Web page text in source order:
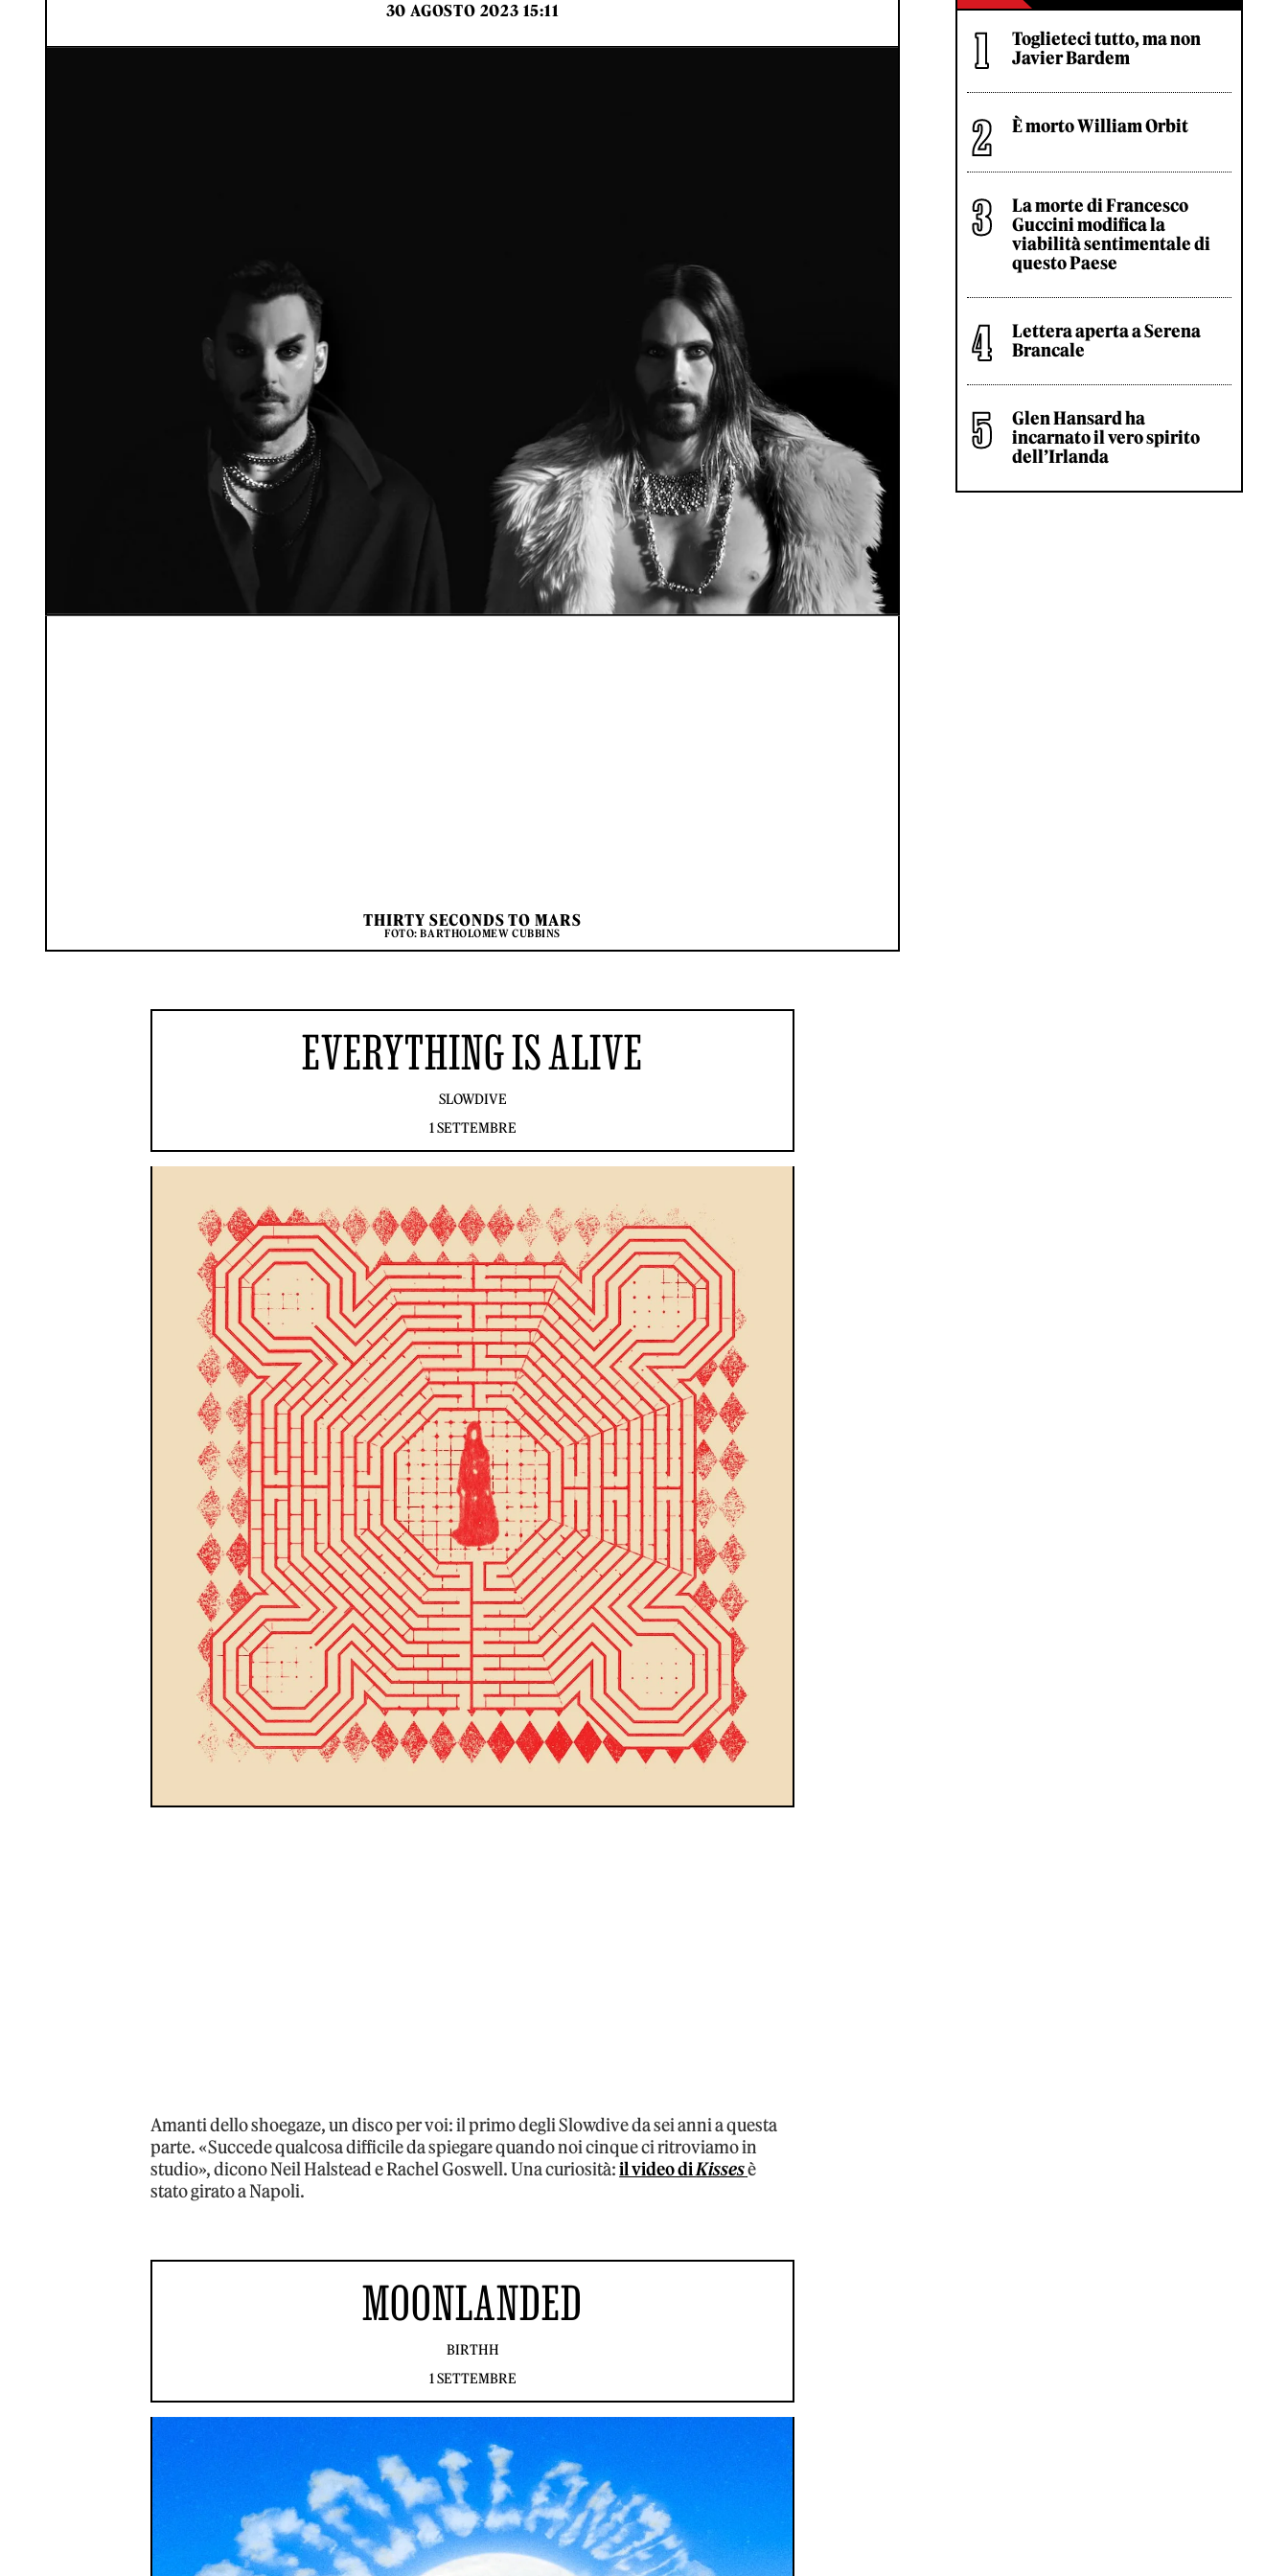
30 AGOSTO 2023 15:11
THIRTY SECONDS TO MARS
FOTO: BARTHOLOMEW CUBBINS
EVERYTHING IS ALIVE
SLOWDIVE
1 SETTEMBRE
Amanti dello shoegaze, un disco per voi: il primo degli Slowdive da sei anni a questa
parte. «Succede qualcosa difficile da spiegare quando noi cinque ci ritroviamo in
studio», dicono Neil Halstead e Rachel Goswell. Una curiosità:il video diKissesè
stato girato a Napoli.
MOONLANDED
BIRTHH
1 SETTEMBRE
Toglieteci tutto, ma non
Javier Bardem
È morto William Orbit
La morte di Francesco
Guccini modifica la
viabilità sentimentale di
questo Paese
Lettera aperta a Serena
Brancale
Glen Hansard ha
incarnato il vero spirito
dell’Irlanda